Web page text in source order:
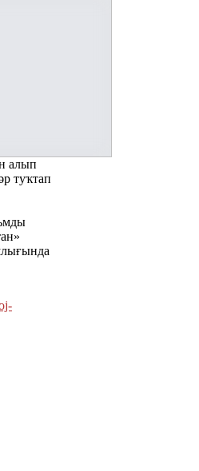
алып
туҡтап